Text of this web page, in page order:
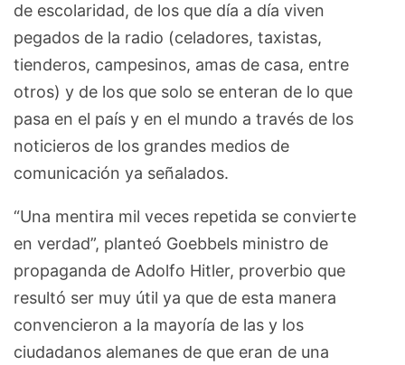
de escolaridad, de los que día a día viven
pegados de la radio (celadores, taxistas,
tienderos, campesinos, amas de casa, entre
otros) y de los que solo se enteran de lo que
pasa en el país y en el mundo a través de los
noticieros de los grandes medios de
comunicación ya señalados.
“Una mentira mil veces repetida se convierte
en verdad”, planteó Goebbels ministro de
propaganda de Adolfo Hitler, proverbio que
resultó ser muy útil ya que de esta manera
convencieron a la mayoría de las y los
ciudadanos alemanes de que eran de una